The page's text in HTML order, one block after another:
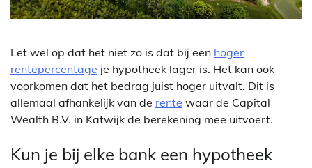
Let wel op dat het niet zo is dat bij een hoger
rentepercentage je hypotheek lager is. Het kan ook
voorkomen dat het bedrag juist hoger uitvalt. Dit is
allemaal afhankelijk van de rente waar de Capital
Wealth B.V. in Katwijk de berekening mee uitvoert.
Kun je bij elke bank een hypotheek